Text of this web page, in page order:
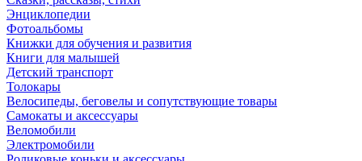
Энциклопедии
Фотоальбомы
Книжки для обучения и развития
Книги для малышей
Детский транспорт
Толокары
Велосипеды, беговелы и сопутствующие товары
Самокаты и аксессуары
Веломобили
Электромобили